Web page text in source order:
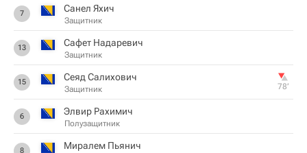
7 Санел Яхич
Защитник
13 Сафет Надаревич
Защитник
15 Сеяд Салихович
Защитник 78‎’‎
6 Элвир Рахимич
Полузащитник
8 Миралем Пьянич